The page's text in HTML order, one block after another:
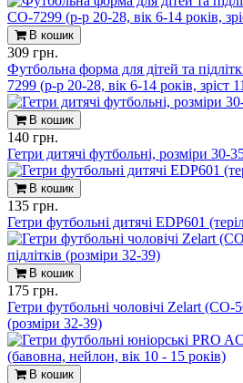
В кошик
309 грн.
Футбольна форма для дітей та
7299 (р-р 20-28, вік 6-14 років, зріст
В кошик
140 грн.
Гетри дитячі футбольні, розміри 30-
В кошик
135 грн.
Гетри футбольні дитячі EDP601
В кошик
175 грн.
Гетри футбольні чоловічі Zelart (CO-
(розміри 32-39)
В кошик